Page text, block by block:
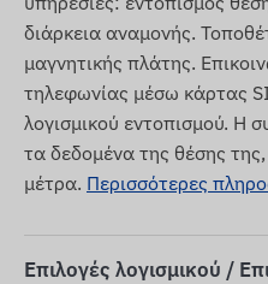
διάρκεια αναμονής.
μαγνητικής πλάτης.
τηλεφωνίας μέσω κάρτας
λογισμικού εντοπισμού. Η
τα δεδομένα της θέσης
μέτρα. Περισσότερες
Επιλογές λογισμικού /